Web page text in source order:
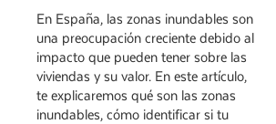
En España, las zonas inundables son
una preocupación creciente debido al
impacto que pueden tener sobre las
viviendas y su valor. En este artículo,
te explicaremos qué son las zonas
inundables, cómo identificar si tu